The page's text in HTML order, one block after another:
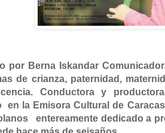
por Berna Iskandar
de crianza, paternidad,
Conductora y
en la Emisora Cultural de
entereamente dedicado a